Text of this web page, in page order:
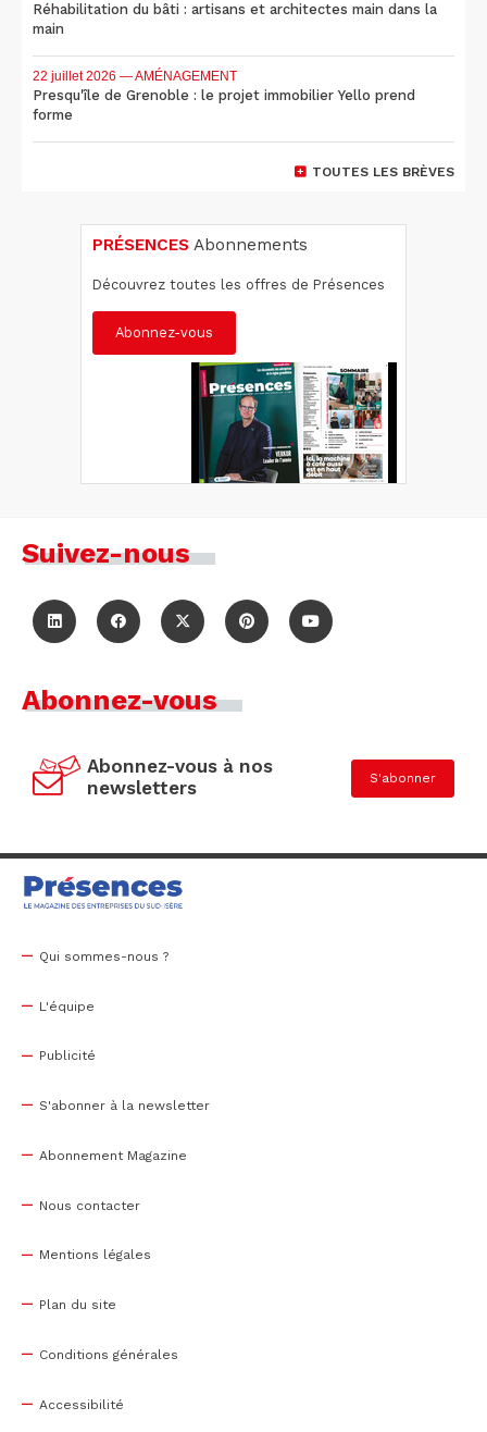
Réhabilitation du bâti : artisans et architectes main dans la
main
22 juillet 2026 — AMÉNAGEMENT
Presqu'île de Grenoble : le projet immobilier Yello prend
forme
TOUTES LES BRÈVES
PRÉSENCES Abonnements
Découvrez toutes les offres de Présences
Abonnez-vous
Suivez-nous
Abonnez-vous
Abonnez-vous à nos
newsletters
S'abonner
Qui sommes-nous ?
L'équipe
Publicité
S'abonner à la newsletter
Abonnement Magazine
Nous contacter
Mentions légales
Plan du site
Conditions générales
Accessibilité